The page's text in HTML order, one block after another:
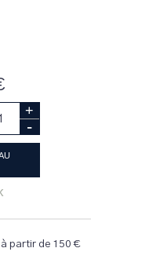
+
-
partir de 150 €